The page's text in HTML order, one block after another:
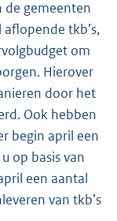
de gemeenten
tkb’s,
om
Hierover
door het
Ook hebben
begin april een
op basis van
een aantal
van tkb’s